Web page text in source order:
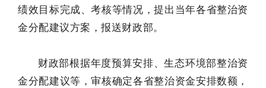
绩效目标完成、考核等情况，提出当年各省整治资
金分配建议方案，报送财政部。
财政部根据年度预算安排、生态环境部整治资
金分配建议等，审核确定各省整治资金安排数额，